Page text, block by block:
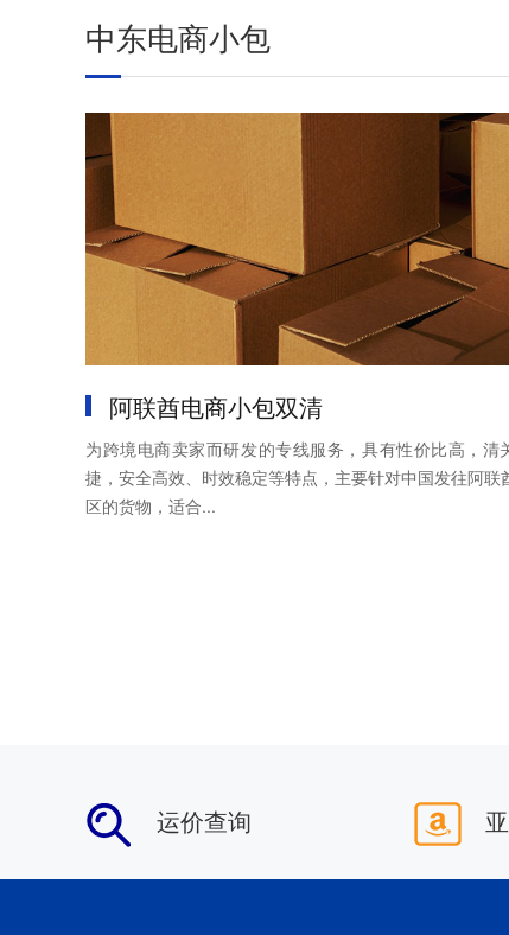
中东电商小包
阿联酋电商小包双清
为跨境电商卖家而研发的专线服务，具有性价比高，清
捷，安全高效、时效稳定等特点，主要针对中国发往阿联
区的货物，适合...
运价查询